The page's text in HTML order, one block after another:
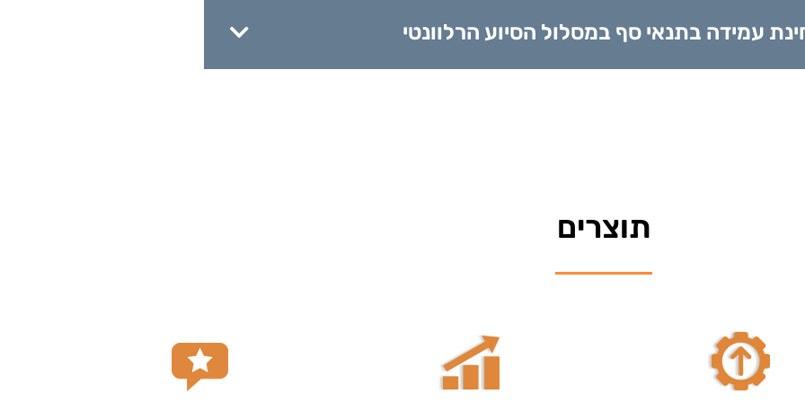
עמידה בתנאי סף במסלול הסיוע הרלוונטי
תוצרים